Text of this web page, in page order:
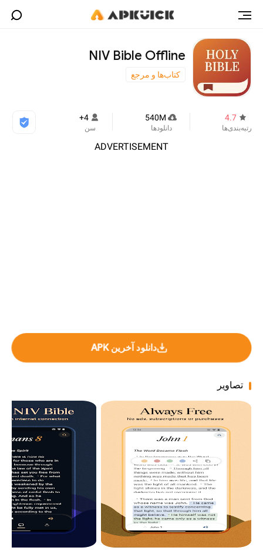
NIV Bible Offline
کتاب‌ها و مرجع
4.7
رتبه‌بندی‌ها
540M
دانلودها
4+
سن
ADVERTISEMENT
دانلود آخرین APK
تصاویر